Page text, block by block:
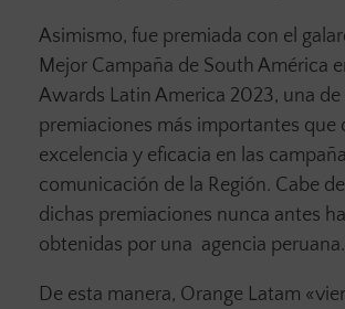
Asimismo, fue premiada con el
Mejor Campaña de South América
Awards Latin America 2023, una de
premiaciones más importantes que
excelencia y eficacia en las
comunicación de la Región. Cabe
dichas premiaciones nunca antes
obtenidas por una agencia peruana.
De esta manera, Orange Latam